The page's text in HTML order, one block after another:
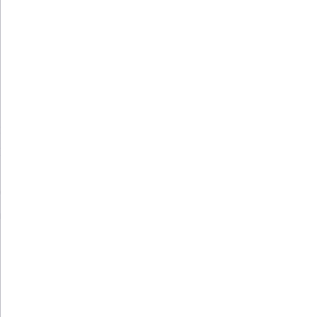
destTable);